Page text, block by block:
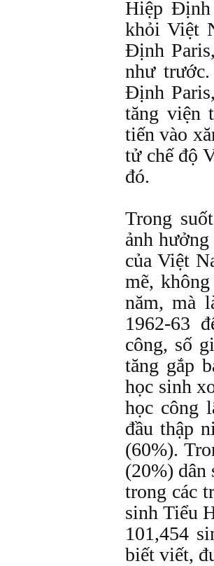
Hiệp
khỏi Việt
Định
như
Định
tăng viện
tiến vào
tử chế độ
đó.
Trong
ảnh
của Việt
mẽ,
năm, mà
1962-63
công, số
tăng gắp
học sinh
học công
đầu thập
(60%).
(20%) dân
trong các
sinh Tiểu
101,454
biết viết,